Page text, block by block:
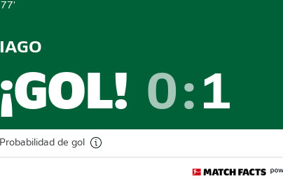
77'
IAGO
¡GOL! 0:1
Probabilidad de gol